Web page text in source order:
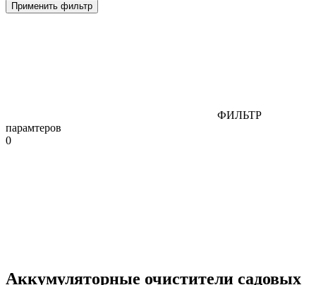
Применить фильтр
ФИЛЬТР
парамтеров
0
Аккумуляторные очистители садовых